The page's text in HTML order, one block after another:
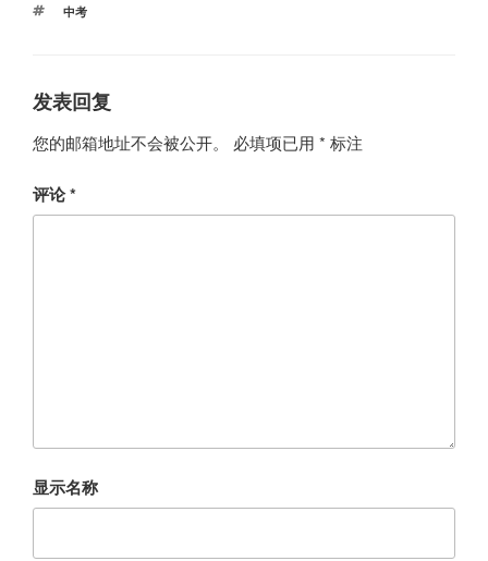
标
中考
发表回复
您的邮箱地址不会被公开。 必填项已用 * 标注
评论*
显示名称